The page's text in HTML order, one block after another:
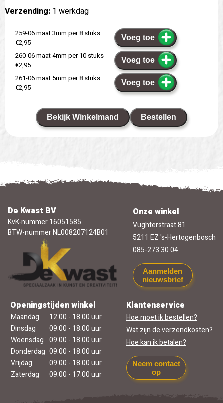
Verzending: 1 werkdag
259-06 maat 3mm per 8 stuks
€2,95
Voeg toe
260-06 maat 4mm per 10 stuks
€2,95
Voeg toe
261-06 maat 5mm per 8 stuks
€2,95
Voeg toe
Bekijk Winkelmand Bestellen
De Kwast BV
KvK-nummer 16051585
BTW-nummer NL008207124B01
Onze winkel
Vughterstraat 81
5211 EZ 's-Hertogenbosch
085-273 30 04
Aanmelden
nieuwsbrief
Openingstijden winkel
Maandag
12.00 - 18.00 uur
Dinsdag
09.00 - 18.00 uur
Woensdag 09.00 - 18.00 uur
Donderdag 09.00 - 18.00 uur
Vrijdag
09.00 - 18.00 uur
Zaterdag
09.00 - 17.00 uur
Klantenservice
Hoe moet ik bestellen?
Wat zijn de verzendkosten?
Hoe kan ik betalen?
Neem contact
op